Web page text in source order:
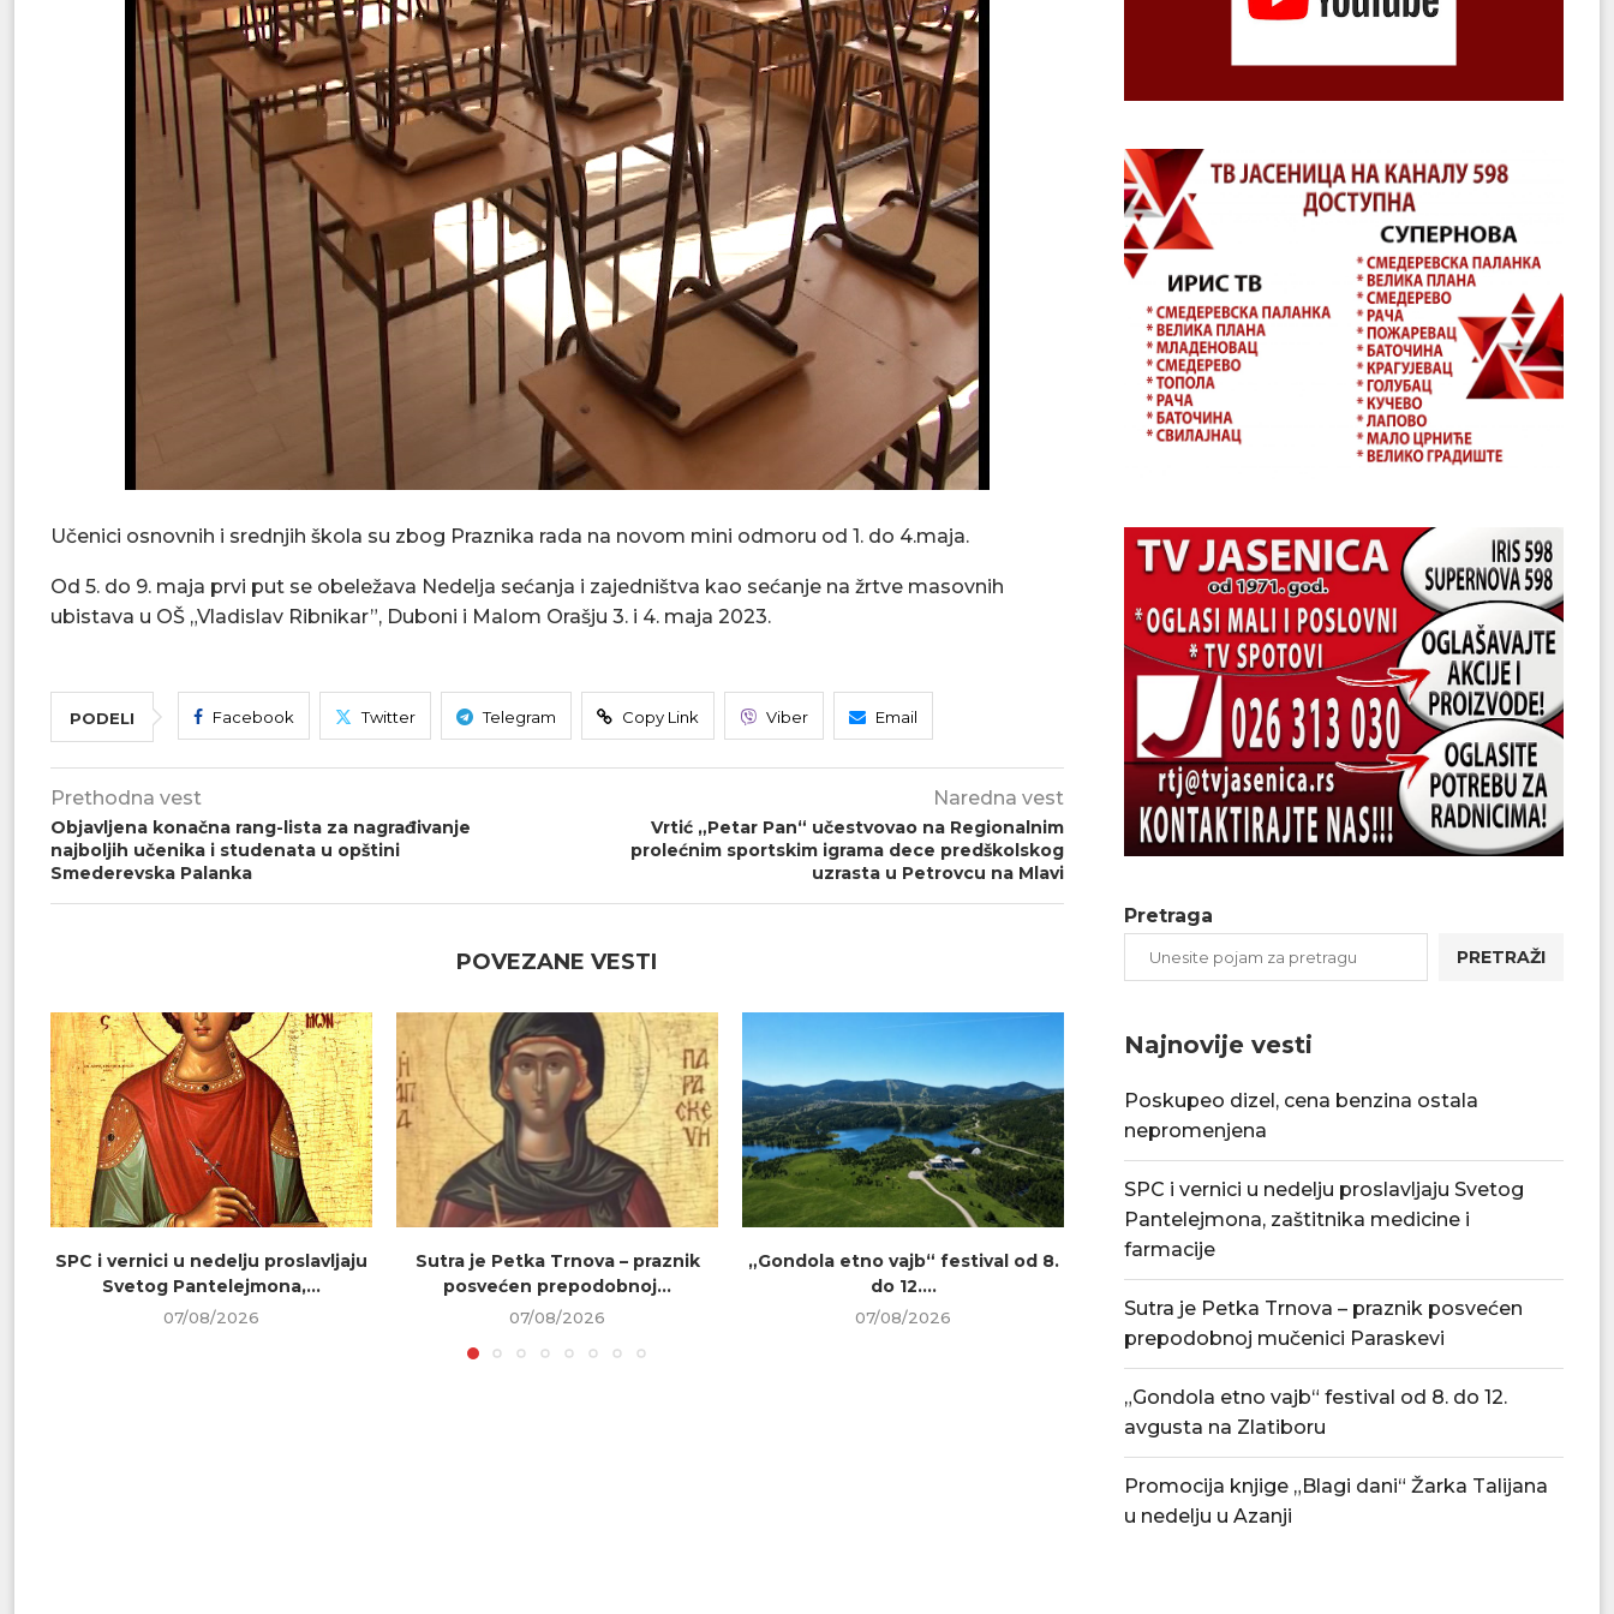
Učenici osnovnih i srednjih škola su zbog Praznika rada na novom mini odmoru od 1. do 4.maja.
Od 5. do 9. maja prvi put se obeležava Nedelja sećanja i zajedništva kao sećanje na žrtve masovnih
ubistava u OŠ „Vladislav Ribnikar”, Duboni i Malom Orašju 3. i 4. maja 2023.
PODELI Facebook Twitter Telegram Copy Link Viber Email
Prethodna vest
Objavljena konačna rang-lista za nagrađivanje
najboljih učenika i studenata u opštini
Smederevska Palanka
Naredna vest
Vrtić „Petar Pan“ učestvovao na Regionalnim
prolećnim sportskim igrama dece predškolskog
uzrasta u Petrovcu na Mlavi
POVEZANE VESTI
SPC i vernici u nedelju proslavljaju
Svetog Pantelejmona,...
07/08/2026
Sutra je Petka Trnova – praznik
posvećen prepodobnoj...
07/08/2026
„Gondola etno vajb“ festival od 8.
do 12....
07/08/2026
Tradicionalna Azanjska pogačijada
8. avgusta
07/08/2026
Pretraga
PRETRAŽI
Najnovije vesti
Poskupeo dizel, cena benzina ostala
nepromenjena
SPC i vernici u nedelju proslavljaju Svetog
Pantelejmona, zaštitnika medicine i
farmacije
Sutra je Petka Trnova – praznik posvećen
prepodobnoj mučenici Paraskevi
„Gondola etno vajb“ festival od 8. do 12.
avgusta na Zlatiboru
Promocija knjige „Blagi dani“ Žarka Talijana
u nedelju u Azanji